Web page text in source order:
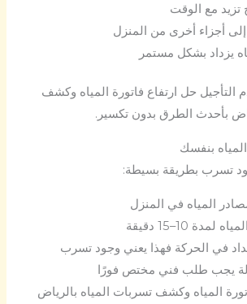
تزيد مع الوقت
إلى أجزاء أخرى من المنزل
يزداد بشكل مستمر
التأجيل حل ارتفاع فاتورة المياه وكشف
بأحدث الطرق بدون تكسير.
بنفسك
تسرب بطريقة بسيطة:
المياه في المنزل
10–15 دقيقة
في الحركة فهذا يعني وجود تسرب
يجب طلب فني مختص فورًا
المياه وكشف تسربات المياه بالرياض